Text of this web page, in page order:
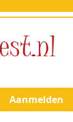
Aanmelden